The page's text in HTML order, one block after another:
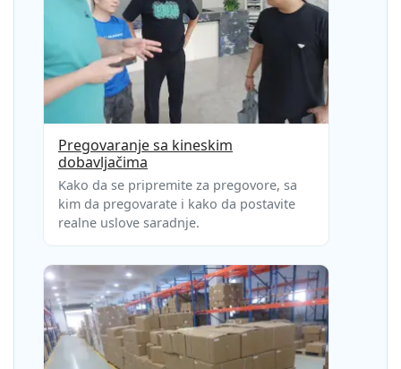
Pregovaranje sa kineskim
dobavljačima
Kako da se pripremite za pregovore, sa
kim da pregovarate i kako da postavite
realne uslove saradnje.